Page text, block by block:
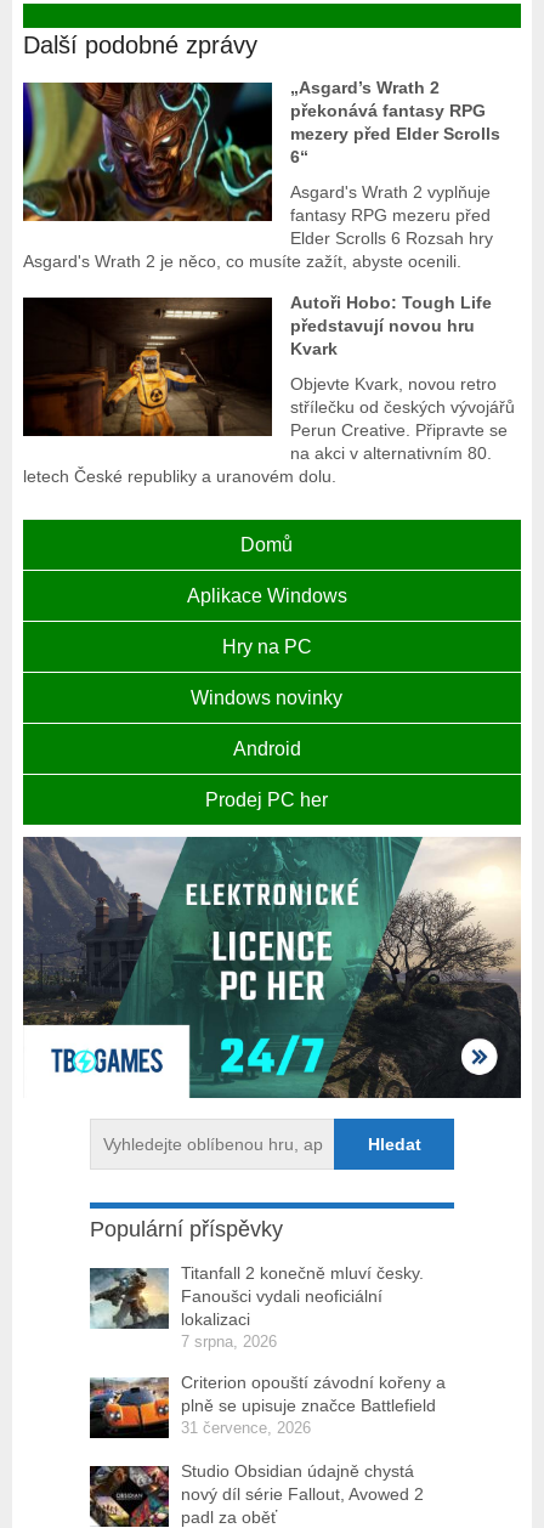
Další podobné zprávy
„Asgard’s Wrath 2
překonává fantasy RPG
mezery před Elder Scrolls
6“
Asgard's Wrath 2 vyplňuje
fantasy RPG mezeru před
Elder Scrolls 6 Rozsah hry
Asgard's Wrath 2 je něco, co musíte zažít, abyste ocenili.
Autoři Hobo: Tough Life
představují novou hru
Kvark
Objevte Kvark, novou retro
střílečku od českých vývojářů
Perun Creative. Připravte se
na akci v alternativním 80.
letech České republiky a uranovém dolu.
Domů
Aplikace Windows
Hry na PC
Windows novinky
Android
Prodej PC her
Populární příspěvky
Titanfall 2 konečně mluví česky.
Fanoušci vydali neoficiální
lokalizaci
7 srpna, 2026
Criterion opouští závodní kořeny a
plně se upisuje značce Battlefield
31 července, 2026
Studio Obsidian údajně chystá
nový díl série Fallout, Avowed 2
padl za oběť